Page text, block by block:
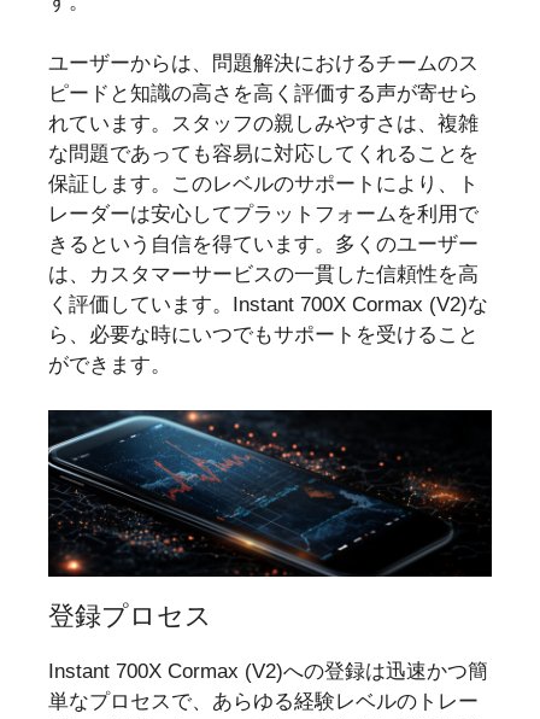
ユーザーからは、問題解決におけるチームのス
ピードと知識の高さを高く評価する声が寄せら
れています。スタッフの親しみやすさは、複雑
な問題であっても容易に対応してくれることを
保証します。このレベルのサポートにより、ト
レーダーは安心してプラットフォームを利用で
きるという自信を得ています。多くのユーザー
は、カスタマーサービスの一貫した信頼性を高
く評価しています。Instant 700X Cormax (V2)な
ら、必要な時にいつでもサポートを受けること
ができます。
登録プロセス
Instant 700X Cormax (V2)への登録は迅速かつ簡
単なプロセスで、あらゆる経験レベルのトレー